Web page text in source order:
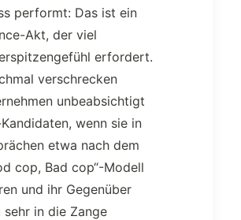
performt: Das ist ein
Akt, der viel
erfordert.
verschrecken
unbeabsichtigt
wenn sie in
etwa nach dem
cop, Bad cop“-Modell
und ihr Gegenüber
sehr in die Zange